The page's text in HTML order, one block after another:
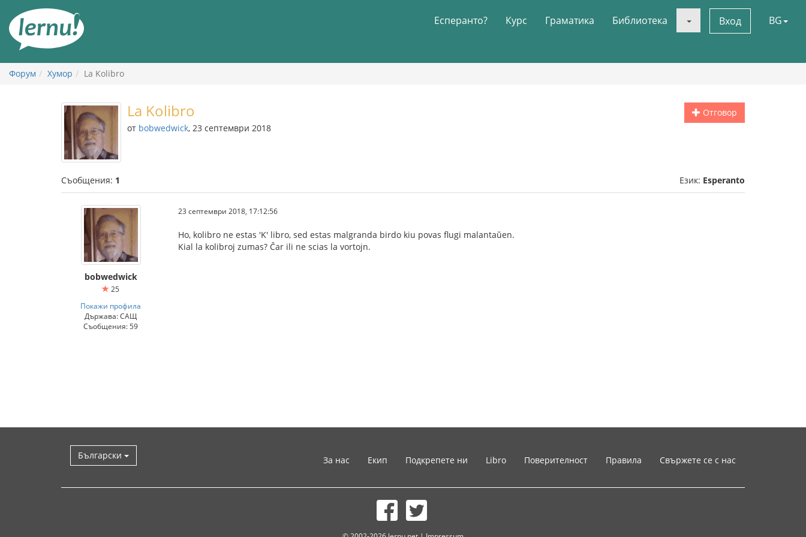
съдържанието
Есперанто? Курс Граматика Библиотека Вход BG
Форум Хумор La Kolibro
Отговор
La Kolibro
от bobwedwick, 23 септември 2018
Съобщения: 1 Език: Esperanto
bobwedwick
25
Покажи профила
Държава: САЩ
Съобщения: 59
23 септември 2018, 17:12:56
Ho, kolibro ne estas 'K' libro, sed estas malgranda birdo kiu povas flugi malantaŭen.
Kial la kolibroj zumas? Ĉar ili ne scias la vortojn.
Български За нас Екип Подкрепете ни Libro Поверителност Правила Свържете се с нас